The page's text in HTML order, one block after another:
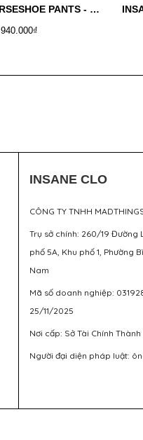
INSANE® HORSESHOE PANTS - WINTER CAMO
940.000₫
INSANE CLO
CÔNG TY TNHH
Trụ sở chính: 260/19 Đường
phố 5A, Khu phố 1, Phường
Nam
Mã số doanh nghiệp:
25/11/2025
Nơi cấp: Sở Tài Chính Thành
Người đại diện pháp luật: